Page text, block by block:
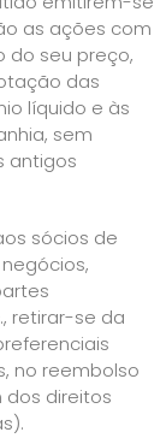
as ações com
do seu preço,
das
líquido e às
sem
antigos
sócios de
retirar-se da
no reembolso
direitos